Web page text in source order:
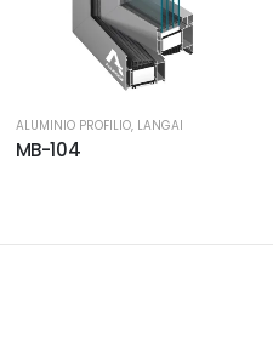
ALUMINIO PROFILIO, LANGAI
MB-104